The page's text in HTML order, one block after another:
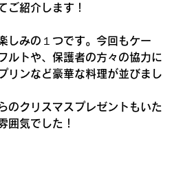
ご紹介します！
しみの１つです。今回もケー
ルトや、保護者の方々の協力に
リンなど豪華な料理が並びまし
のクリスマスプレゼントもいた
囲気でした！